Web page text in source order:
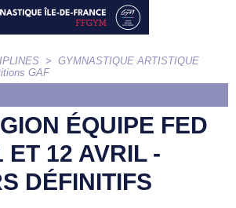
> GYMNASTIQUE ARTISTIQUE
GAF
ÉQUIPE FED
ET 12 AVRIL -
DÉFINITIFS